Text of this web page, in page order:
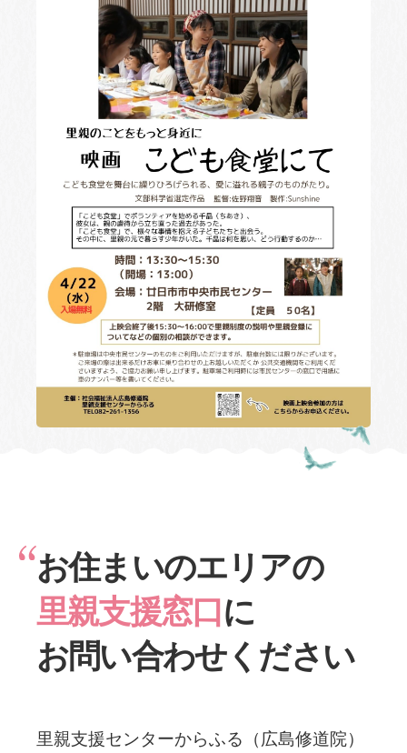
お住まいのエリアの
里親支援窓口に
お問い合わせください
里親支援センターからふる（広島修道院）